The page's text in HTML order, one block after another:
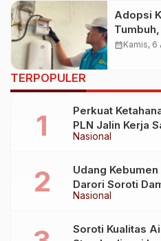
Adopsi
calendar_monthKamis, 6
TERPOPULER
Nasional
Perkuat
PLN Jalin Kerja
Kementerian
Nasional
Udang
Darori Soroti
Soroti Kualitas